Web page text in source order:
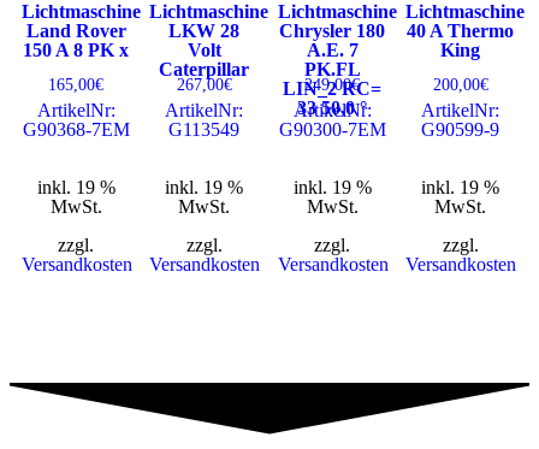
Lichtmaschine
Land Rover
150 A 8 PK x
165,00€
ArtikelNr:
G90368-7EM
inkl. 19 %
MwSt.
zzgl.
Versandkosten
Lichtmaschine
LKW 28
Volt
Caterpillar
267,00€
ArtikelNr:
G113549
inkl. 19 %
MwSt.
zzgl.
Versandkosten
Lichtmaschine
Chrysler 180
A.E. 7
PK.FL
LIN_2 RC=
33 50,0 °
249,00€
ArtikelNr:
G90300-7EM
inkl. 19 %
MwSt.
zzgl.
Versandkosten
Lichtmaschine
40 A Thermo
King
200,00€
ArtikelNr:
G90599-9
inkl. 19 %
MwSt.
zzgl.
Versandkosten